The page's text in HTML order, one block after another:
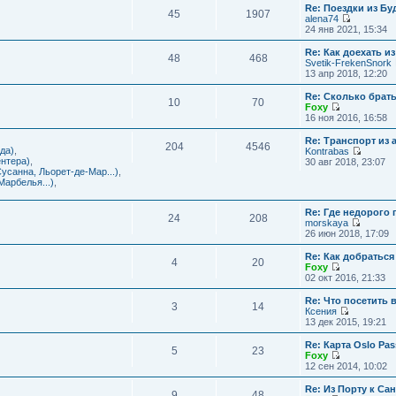
ю
о
б
щ
е
н
и
ю
е
м
у
с
о
о
б
щ
е
и
ю
л
д
н
е
м
у
с
о
б
щ
е
н
и
к
п
о
л
е
д
н
е
у
с
о
о
б
и
ю
45 1907
Re: Поездки из
alena74
П
е
р
е
й
т
к
п
о
л
е
д
с
о
о
щ
н
и
ю
24 янв 2021, 15:34
48 468
Re: Как доехать
Svetik-FrekenSnork
13 апр 2018, 12:20
10 70
Re: Сколько
Foxy
П
е
р
е
й
т
п
о
с
л
е
д
н
е
с
о
о
щ
н
и
ю
16 ноя 2016, 16:58
Льорет-де-Мар...)
204 4546
Re: Транспорт из
Kontrabas
П
й
т
п
о
л
е
д
е
с
о
о
щ
30 авг 2018, 23:07
24 208
Re: Где недорого
morskaya
П
е
р
е
й
т
к
п
о
л
д
н
е
26 июн 2018, 17:09
4 20
Re: Как
Foxy
П
е
р
е
й
т
к
п
о
л
02 окт 2016, 21:33
3 14
Re: Что посетить
Ксения
П
е
р
е
й
т
13 дек 2015, 19:21
5 23
Re: Карта Oslo
Foxy
П
е
р
12 сен 2014, 10:02
Re: Из Порту к